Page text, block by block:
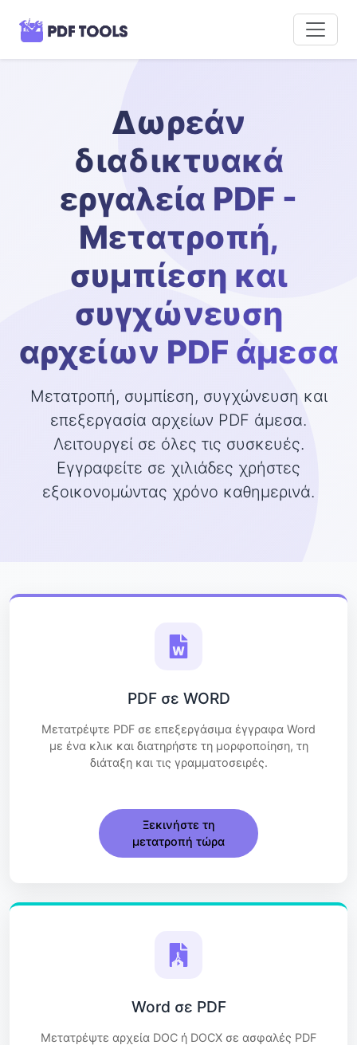
Δωρεάν
διαδικτυακά
εργαλεία PDF -
Μετατροπή,
συμπίεση και
συγχώνευση
αρχείων PDF άμεσα
Μετατροπή, συμπίεση, συγχώνευση και
επεξεργασία αρχείων PDF άμεσα.
Λειτουργεί σε όλες τις συσκευές.
Εγγραφείτε σε χιλιάδες χρήστες
εξοικονομώντας χρόνο καθημερινά.
PDF σε WORD
Μετατρέψτε PDF σε επεξεργάσιμα έγγραφα Word
με ένα κλικ και διατηρήστε τη μορφοποίηση, τη
διάταξη και τις γραμματοσειρές.
Ξεκινήστε τη
μετατροπή τώρα
Word σε PDF
Μετατρέψτε αρχεία DOC ή DOCX σε ασφαλές PDF